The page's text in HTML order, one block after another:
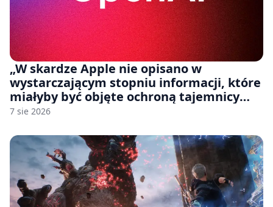
„W skardze Apple nie opisano w
wystarczającym stopniu informacji, które
miałyby być objęte ochroną tajemnicy
handlowej”. OpenAI żąda odrzucenia
7 sie 2026